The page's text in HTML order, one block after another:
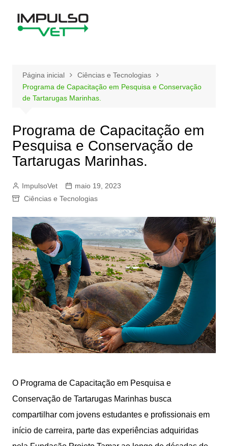
Página inicial
Ciências e Tecnologias
Programa de Capacitação em Pesquisa e Conservação
de Tartarugas Marinhas.
Programa de Capacitação em
Pesquisa e Conservação de
Tartarugas Marinhas.
ImpulsoVet
maio 19, 2023
Ciências e Tecnologias
O Programa de Capacitação em Pesquisa e
Conservação de Tartarugas Marinhas busca
compartilhar com jovens estudantes e profissionais em
início de carreira, parte das experiências adquiridas